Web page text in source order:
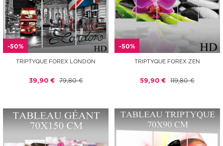
-50%
TRIPTYQUE FOREX LONDON
39,90 € 79,80 €
-50%
TRIPTYQUE FOREX ZEN
59,90 € 119,80 €